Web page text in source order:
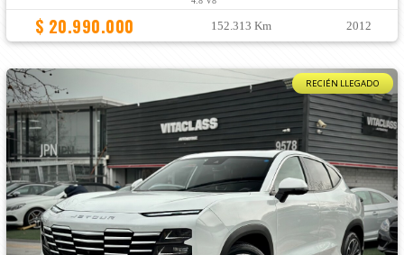
$ 20.990.000 152.313 Km 2012
RECIÉN LLEGADO